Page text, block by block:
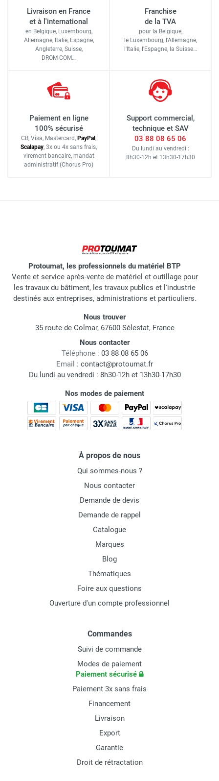
Livraison en France
et à l'international
en Belgique, Luxembourg,
Allemagne, Italie, Espagne,
Angleterre, Suisse,
DROM-COM…
Franchise
de la TVA
pour la Belgique,
le Luxembourg, l'Allemagne,
l'Italie, l'Espagne, la Suisse…
Paiement en ligne
100% sécurisé
CB, Visa, Mastercard, PayPal,
Scalapay, 3x ou 4x sans frais,
virement bancaire, mandat
administratif (Chorus Pro)
Support commercial,
technique et SAV
03 88 08 65 06
Du lundi au vendredi :
8h30-12h et 13h30-17h30
Protoumat, les professionnels du matériel BTP
Vente et service après-vente de matériel et outillage pour
les travaux du bâtiment, les travaux publics et l'industrie
destinés aux entreprises, administrations et particuliers.
Nous trouver
35 route de Colmar, 67600 Sélestat, France
Nous contacter
Téléphone : 03 88 08 65 06
Email : contact@protoumat.fr
Du lundi au vendredi : 8h30-12h et 13h30-17h30
Nos modes de paiement
À propos de nous
Qui sommes-nous ?
Nous contacter
Demande de devis
Demande de rappel
Catalogue
Marques
Blog
Thématiques
Foire aux questions
Ouverture d'un compte professionnel
Commandes
Suivi de commande
Modes de paiement
Paiement sécurisé
Paiement 3x sans frais
Financement
Livraison
Export
Garantie
Droit de rétractation